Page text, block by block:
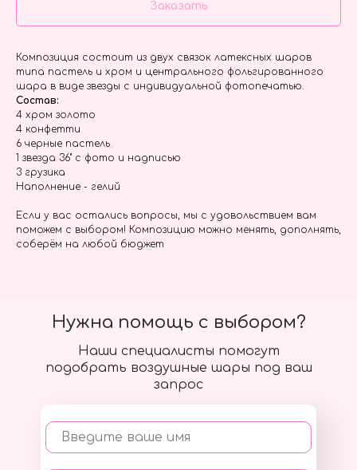
Заказать
Композиция состоит из двух связок латексных шаров
типа пастель и хром и центрального фольгированного
шара в виде звезды с индивидуальной фотопечатью.
Состав:
4 хром золото
4 конфетти
6 черные пастель
1 звезда 36" с фото и надписью
3 грузика
Наполнение - гелий
Если у вас остались вопросы, мы с удовольствием вам
поможем с выбором! Композицию можно менять, дополнять,
соберём на любой бюджет
Наши специалисты помогут
подобрать воздушные шары под ваш
запрос
Введите ваше имя
Нужна помощь с выбором?